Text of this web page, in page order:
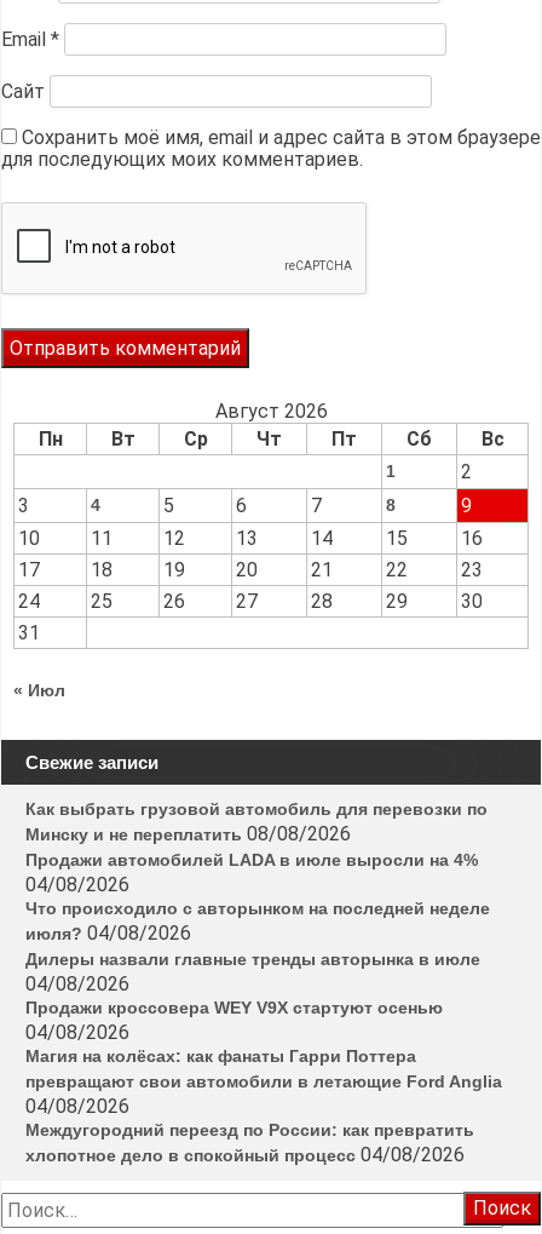
Email *
Сайт
Сохранить моё имя, email и адрес сайта в этом браузере
для последующих моих комментариев.
Август 2026
Пн
Вт Ср Чт Пт Сб Вс
1
2
3
4 5 6 7 8
9
10
11 12 13 14 15
16
17
18 19 20 21 22
23
24
25 26 27 28 29
30
31
« Июл
Свежие записи
Как выбрать грузовой автомобиль для перевозки по
Минску и не переплатить 08/08/2026
Продажи автомобилей LADA в июле выросли на 4%
04/08/2026
Что происходило с авторынком на последней неделе
июля? 04/08/2026
Дилеры назвали главные тренды авторынка в июле
04/08/2026
Продажи кроссовера WEY V9X стартуют осенью
04/08/2026
Магия на колёсах: как фанаты Гарри Поттера
превращают свои автомобили в летающие Ford Anglia
04/08/2026
Междугородний переезд по России: как превратить
хлопотное дело в спокойный процесс 04/08/2026
Найти: